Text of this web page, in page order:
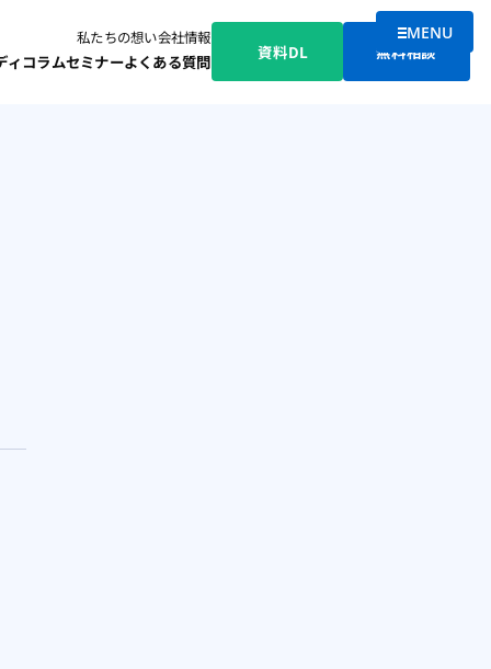
メニュー
MENU
私たちの想い会社情報
ィ コラムセミナーよくある質問 資料DL 無料相談